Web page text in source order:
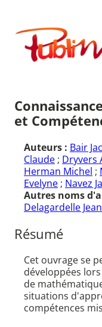
contenu
Publimath
et
Auteurs : Bair
Claude ; Dryvers
Herman Michel ;
Evelyne ; Navez
Autres noms
Delagardelle
Résumé
Cet ouvrage se
développées
de
situations
compétences